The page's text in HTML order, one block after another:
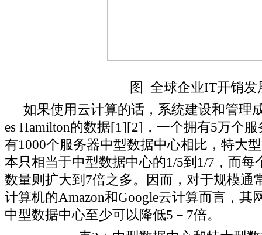
图 全球企业IT开销发
如果使用云计算的话，系统建设和管理
es Hamilton的数据[1][2]，一个拥有5万个
有1000个服务器中型数据中心相比，特大
本只相当于中型数据中心的1/5到1/7，而
数量则扩大到7倍之多。因而，对于规模通
计算机的Amazon和Google云计算而言，其
中型数据中心至少可以降低5－7倍。